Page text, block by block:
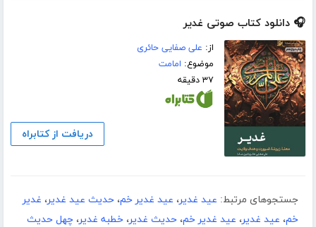
🎧 دانلود کتاب صوتی غدیر
از: علی صفایی حائری
موضوع: امامت
۳۷ دقیقه
دریافت از کتابراه
جستجوهای مرتبط: عید غدیر، عید غدیر خم، حدیث عید غدیر، غدیر
خم، عید غدیر، عید غدیر خم، حدیث غدیر، خطبه غدیر، چهل حدیث